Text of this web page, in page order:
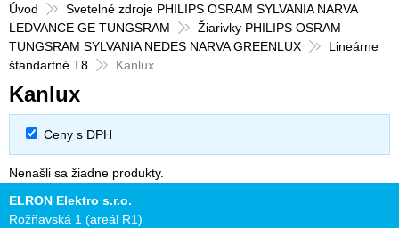
Úvod
Svetelné zdroje PHILIPS OSRAM SYLVANIA NARVA
LEDVANCE GE TUNGSRAM
Žiarivky PHILIPS OSRAM
TUNGSRAM SYLVANIA NEDES NARVA GREENLUX
Lineárne
štandartné T8
Kanlux
Kanlux
Ceny s DPH
Nenašli sa žiadne produkty.
ELRON Elektro s.r.o.
Rožňavská 1 (areál R1)